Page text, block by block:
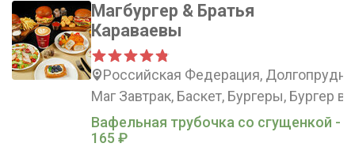
Магбургер & Братья
Караваевы
Российская Федерация,
Маг Завтрак, Баскет, Бургеры, Бургер в
Вафельная трубочка со сгущенкой -
165 ₽